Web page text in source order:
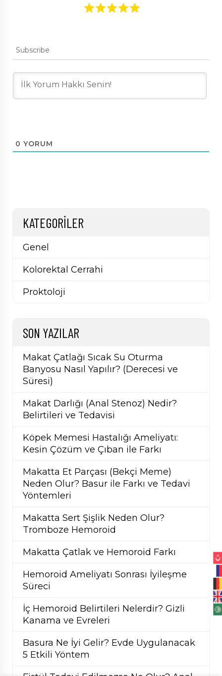
Subscribe
0 YORUM
KATEGORILER
Genel
Kolorektal Cerrahi
Proktoloji
SON YAZILAR
Makat Çatlağı Sıcak Su Oturma
Banyosu Nasıl Yapılır? (Derecesi ve
Süresi)
Makat Darlığı (Anal Stenoz) Nedir?
Belirtileri ve Tedavisi
Köpek Memesi Hastalığı Ameliyatı:
Kesin Çözüm ve Çıban ile Farkı
Makatta Et Parçası (Bekçi Meme)
Neden Olur? Basur ile Farkı ve Tedavi
Yöntemleri
Makatta Sert Şişlik Neden Olur?
Tromboze Hemoroid
Makatta Çatlak ve Hemoroid Farkı
Hemoroid Ameliyatı Sonrası İyileşme
Süreci
İç Hemoroid Belirtileri Nelerdir? Gizli
Kanama ve Evreleri
Basura Ne İyi Gelir? Evde Uygulanacak
5 Etkili Yöntem